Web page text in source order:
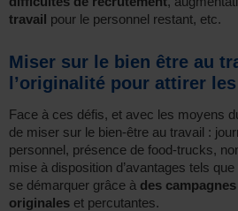
travail pour le personnel restant, etc.
Miser sur le bien être au
l’originalité pour attirer
Face à ces défis, et avec les moyens
de miser sur le bien-être au travail :
personnel, présence de food-trucks,
mise à disposition d’avantages tels
se démarquer grâce à des
originales et percutantes.